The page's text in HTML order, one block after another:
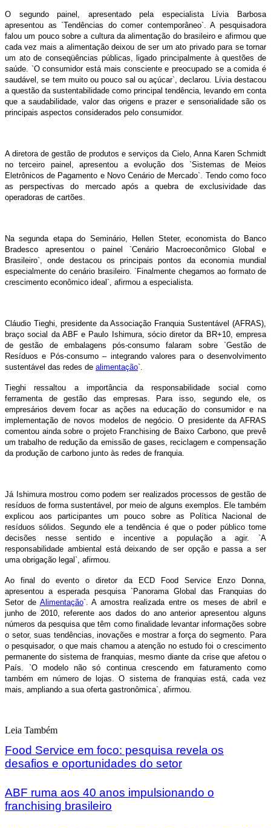
O segundo painel, apresentado pela especialista Lívia Barbosa
apresentou as `Tendências do comer contemporâneo`. A pesquisadora
falou um pouco sobre a cultura da alimentação do brasileiro e afirmou que
cada vez mais a alimentação deixou de ser um ato privado para se tornar
um ato de conseqüências públicas, ligado principalmente à questões de
saúde. `O consumidor está mais consciente e preocupado se a comida é
saudável, se tem muito ou pouco sal ou açúcar`, declarou. Lívia destacou
a questão da sustentabilidade como principal tendência, levando em conta
que a saudabilidade, valor das origens e prazer e sensorialidade são os
principais aspectos considerados pelo consumidor.
A diretora de gestão de produtos e serviços da Cielo, Anna Karen Schmidt
no terceiro painel, apresentou a evolução dos `Sistemas de Meios
Eletrônicos de Pagamento e Novo Cenário de Mercado`. Tendo como foco
as perspectivas do mercado após a quebra de exclusividade das
operadoras de cartões.
Na segunda etapa do Seminário, Hellen Steter, economista do Banco
Bradesco apresentou o painel `Cenário Macroeconômico Global e
Brasileiro`, onde destacou os principais pontos da economia mundial
especialmente do cenário brasileiro. `Finalmente chegamos ao formato de
crescimento econômico ideal`, afirmou a especialista.
Cláudio Tieghi, presidente da Associação Franquia Sustentável (AFRAS),
braço social da ABF e Paulo Ishimura, sócio diretor da BR+10, empresa
de gestão de embalagens pós-consumo falaram sobre `Gestão de
Resíduos e Pós-consumo – integrando valores para o desenvolvimento
sustentável das redes de alimentação`.
Tieghi ressaltou a importância da responsabilidade social como
ferramenta de gestão das empresas. Para isso, segundo ele, os
empresários devem focar as ações na educação do consumidor e na
implementação de novos modelos de negócio. O presidente da AFRAS
comentou ainda sobre o projeto Franchising de Baixo Carbono, que prevê
um trabalho de redução da emissão de gases, reciclagem e compensação
da produção de carbono junto às redes de franquia.
Já Ishimura mostrou como podem ser realizados processos de gestão de
resíduos de forma sustentável, por meio de alguns exemplos. Ele também
explicou aos participantes um pouco sobre as Política Nacional de
resíduos sólidos. Segundo ele a tendência é que o poder público tome
decisões nesse sentido e incentive a população a agir. `A
responsabilidade ambiental está deixando de ser opção e passa a ser
uma obrigação legal`, afirmou.
Ao final do evento o diretor da ECD Food Service Enzo Donna,
apresentou a esperada pesquisa `Panorama Global das Franquias do
Setor de Alimentação`. A amostra realizada entre os meses de abril e
junho de 2010, referente aos dados do ano anterior apresentou alguns
números da pesquisa que têm como finalidade levantar informações sobre
o setor, suas tendências, inovações e mostrar a força do segmento. Para
o pesquisador, o que mais chamou a atenção no estudo foi o crescimento
permanente do sistema de franquias, mesmo diante da crise que afetou o
País. `O modelo não só continua crescendo em faturamento como
também em número de lojas. O sistema de franquias está, cada vez
mais, ampliando a sua oferta gastronômica`, afirmou.
Leia Também
Food Service em foco: pesquisa revela os
desafios e oportunidades do setor
ABF ruma aos 40 anos impulsionando o
franchising brasileiro